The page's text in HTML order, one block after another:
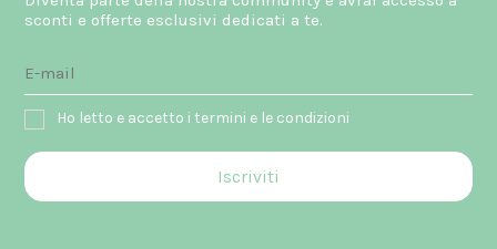
sconti e offerte esclusivi dedicati a te.
Ho letto e accetto i termini e le condizioni